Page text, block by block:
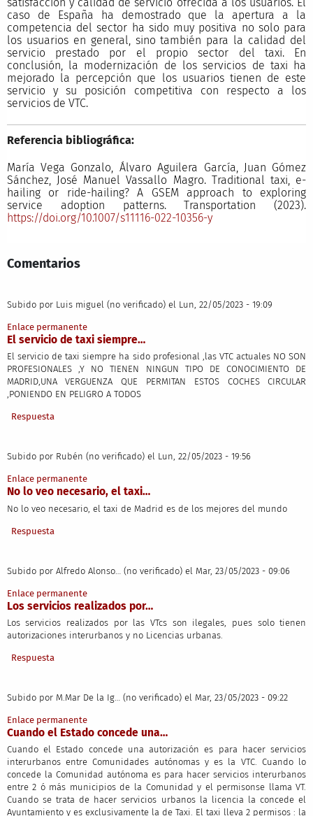
caso de España ha demostrado que la apertura a la
competencia del sector ha sido muy positiva no solo para
los usuarios en general, sino también para la calidad del
servicio prestado por el propio sector del taxi. En
conclusión, la modernización de los servicios de taxi ha
mejorado la percepción que los usuarios tienen de este
servicio y su posición competitiva con respecto a los
servicios de VTC.
Referencia bibliográfica:
María Vega Gonzalo, Álvaro Aguilera García, Juan Gómez
Sánchez, José Manuel Vassallo Magro. Traditional taxi, e-
hailing or ride-hailing? A GSEM approach to exploring
service adoption patterns. Transportation (2023).
https://doi.org/10.1007/s11116-022-10356-y
Comentarios
Subido por Luis miguel (no verificado) el Lun, 22/05/2023 - 19:09
Enlace permanente
El servicio de taxi siempre…
El servicio de taxi siempre ha sido profesional ,las VTC actuales NO SON
PROFESIONALES ,Y NO TIENEN NINGUN TIPO DE CONOCIMIENTO DE
MADRID,UNA VERGUENZA QUE PERMITAN ESTOS COCHES CIRCULAR
,PONIENDO EN PELIGRO A TODOS
Respuesta
Subido por Rubén (no verificado) el Lun, 22/05/2023 - 19:56
Enlace permanente
No lo veo necesario, el taxi…
No lo veo necesario, el taxi de Madrid es de los mejores del mundo
Respuesta
Subido por Alfredo Alonso… (no verificado) el Mar, 23/05/2023 - 09:06
Enlace permanente
Los servicios realizados por…
Los servicios realizados por las VTcs son ilegales, pues solo tienen
autorizaciones interurbanos y no Licencias urbanas.
Respuesta
Subido por M.Mar De la Ig… (no verificado) el Mar, 23/05/2023 - 09:22
Enlace permanente
Cuando el Estado concede una…
Cuando el Estado concede una autorización es para hacer servicios
interurbanos entre Comunidades autónomas y es la VTC. Cuando lo
concede la Comunidad autónoma es para hacer servicios interurbanos
entre 2 ó más municipios de la Comunidad y el permisonse llama VT.
Cuando se trata de hacer servicios urbanos la licencia la concede el
Ayuntamiento y es exclusivamente la de Taxi. El taxi lleva 2 permisos : la